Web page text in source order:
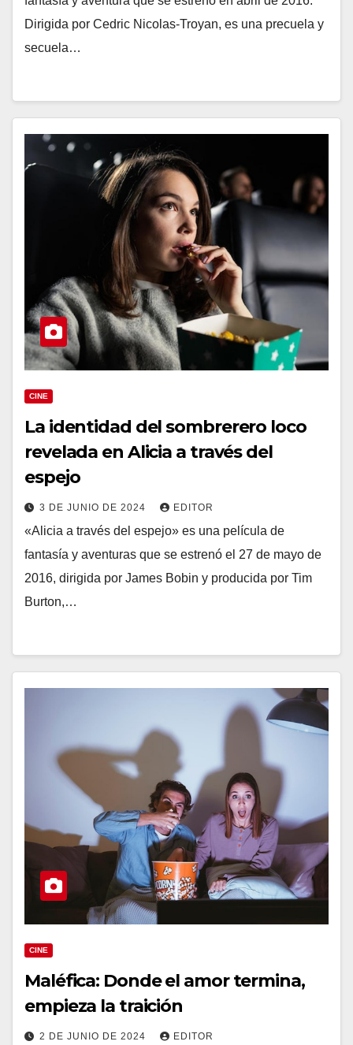
Dirigida por Cedric Nicolas-Troyan, es una precuela y
secuela…
CINE
La identidad del sombrerero loco
revelada en Alicia a través del
espejo
3 DE JUNIO DE 2024 EDITOR
«Alicia a través del espejo» es una película de
fantasía y aventuras que se estrenó el 27 de mayo de
2016, dirigida por James Bobin y producida por Tim
Burton,…
CINE
Maléfica: Donde el amor termina,
empieza la traición
2 DE JUNIO DE 2024 EDITOR